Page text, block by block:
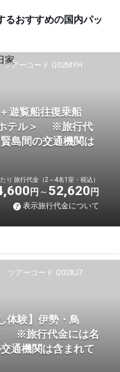
るおすすめの国内パッ
ツアーコード Q02MYH
遊覧船往復乗船
ホテル＞ ※旅行代
島間の交通機関は
り 旅行代金（2～4名1室・税込）
円 52,620 円
表示旅行代金について
ツアーコード Q028J7
体験】伊勢・鳥
※旅行代金には名
通機関は含まれて